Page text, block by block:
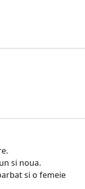
si noua.
si o femeie